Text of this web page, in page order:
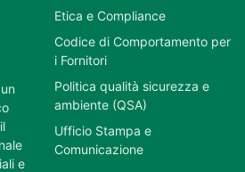
e
Etica e Compliance
Codice di Comportamento per
i Fornitori
Politica qualità sicurezza e
ambiente (QSA)
Ufficio Stampa e
Comunicazione